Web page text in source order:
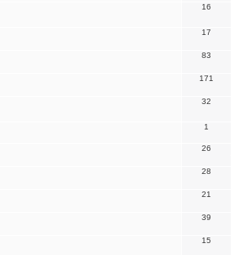
16
17
83
171
32
1
26
28
21
39
15